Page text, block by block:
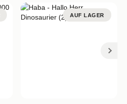
AUF LAGER